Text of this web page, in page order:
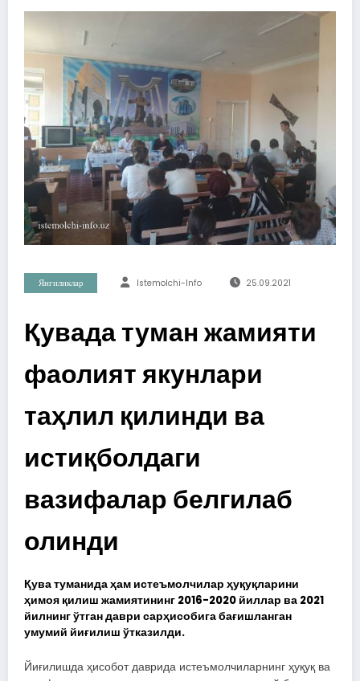
Янгиликлар Istemolchi-Info 25.09.2021
Қувада туман жамияти
фаолият якунлари
таҳлил қилинди ва
истиқболдаги
вазифалар белгилаб
олинди
Қува туманида ҳам истеъмолчилар ҳуқуқларини
ҳимоя қилиш жамиятининг 2016-2020 йиллар ва 2021
йилнинг ўтган даври сарҳисобига бағишланган
умумий йиғилиш ўтказилди.
Йиғилишда ҳисобот даврида истеъмолчиларнинг ҳуқуқ ва